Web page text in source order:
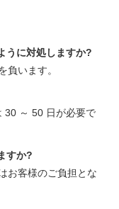
うに対処しますか?
負います。
30 ～ 50 日が必要で
すか?
お客様のご負担とな